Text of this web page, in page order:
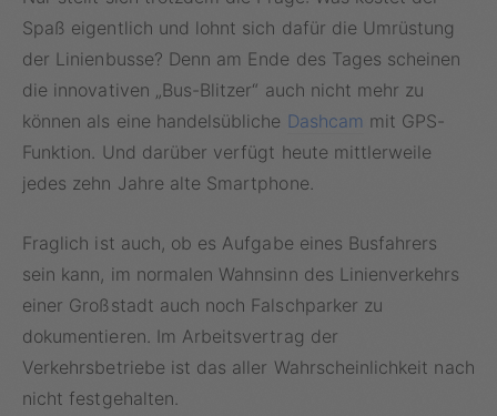
Spaß eigentlich und lohnt sich dafür die Umrüstung
der Linienbusse? Denn am Ende des Tages scheinen
die innovativen „Bus-Blitzer“ auch nicht mehr zu
können als eine handelsübliche Dashcam mit GPS-
Funktion. Und darüber verfügt heute mittlerweile
jedes zehn Jahre alte Smartphone.
Fraglich ist auch, ob es Aufgabe eines Busfahrers
sein kann, im normalen Wahnsinn des Linienverkehrs
einer Großstadt auch noch Falschparker zu
dokumentieren. Im Arbeitsvertrag der
Verkehrsbetriebe ist das aller Wahrscheinlichkeit nach
nicht festgehalten.